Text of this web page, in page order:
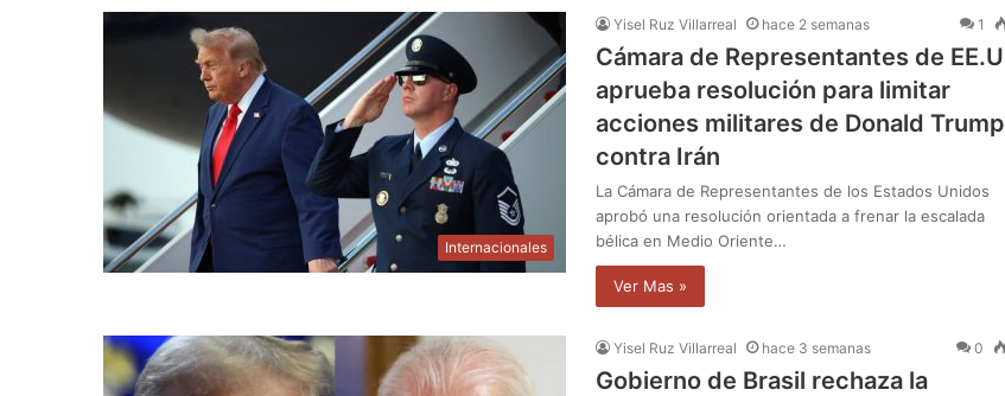
Internacionales
Yisel Ruz Villarreal hace 2 semanas 1
Cámara de Representantes de
aprueba resolución para limitar
acciones militares de Donald Trump
contra Irán
La Cámara de Representantes de los Estados Unidos
aprobó una resolución orientada a frenar la escalada
bélica en Medio Oriente…
Ver Mas »
Yisel Ruz Villarreal hace 3 semanas 0
Gobierno de Brasil rechaza la